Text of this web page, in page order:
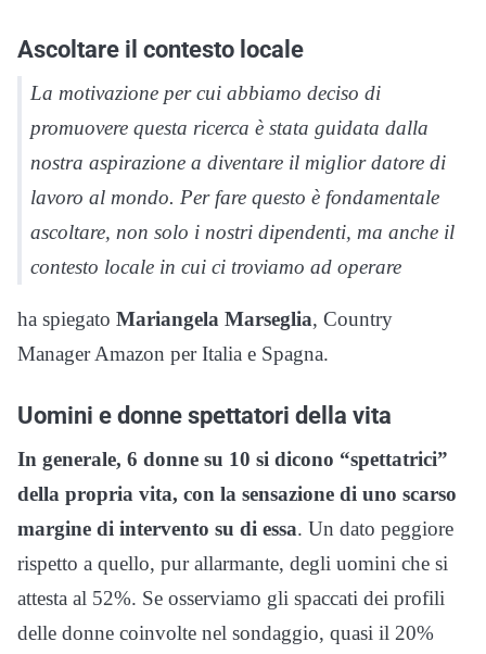
Ascoltare il contesto locale
La motivazione per cui abbiamo deciso di
promuovere questa ricerca è stata guidata dalla
nostra aspirazione a diventare il miglior datore di
lavoro al mondo. Per fare questo è fondamentale
ascoltare, non solo i nostri dipendenti, ma anche il
contesto locale in cui ci troviamo ad operare
ha spiegato Mariangela Marseglia, Country
Manager Amazon per Italia e Spagna.
Uomini e donne spettatori della vita
In generale, 6 donne su 10 si dicono “spettatrici”
della propria vita, con la sensazione di uno scarso
margine di intervento su di essa. Un dato peggiore
rispetto a quello, pur allarmante, degli uomini che si
attesta al 52%. Se osserviamo gli spaccati dei profili
delle donne coinvolte nel sondaggio, quasi il 20%